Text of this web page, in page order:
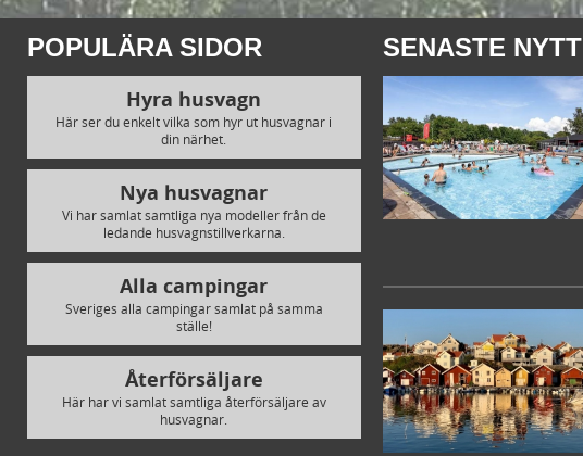
POPULÄRA SIDOR
Hyra husvagn
Här ser du enkelt vilka som hyr ut husvagnar i
din närhet.
Nya husvagnar
Vi har samlat samtliga nya modeller från de
ledande husvagnstillverkarna.
Alla campingar
Sveriges alla campingar samlat på samma
ställe!
Återförsäljare
Här har vi samlat samtliga återförsäljare av
husvagnar.
SENASTE NYTT